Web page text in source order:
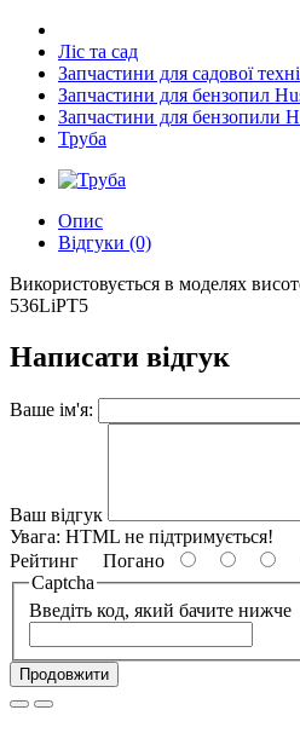
Ліс та сад
Запчастини для садової
Запчастини для бензопил
Запчастини для бензопили
Труба
Опис
Відгуки (0)
Використовується в моделях
536LiPT5
Написати відгук
Ваше ім'я:
Ваш відгук
Увага: HTML не підтримується!
Рейтинг Погано
Captcha
Введіть код, який бачите нижче
Продовжити